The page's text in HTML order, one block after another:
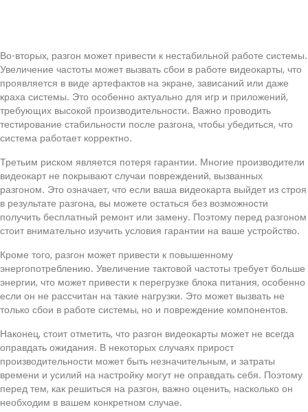
Во-вторых, разгон может привести к нестабильной работе системы.
Увеличение частоты может вызвать сбои в работе видеокарты, что
проявляется в виде артефактов на экране, зависаний или даже
краха системы. Это особенно актуально для игр и приложений,
требующих высокой производительности. Важно проводить
тестирование стабильности после разгона, чтобы убедиться, что
система работает корректно.
Третьим риском является потеря гарантии. Многие производители
видеокарт не покрывают случаи повреждений, вызванных
разгоном. Это означает, что если ваша видеокарта выйдет из строя
в результате разгона, вы можете остаться без возможности
получить бесплатный ремонт или замену. Поэтому перед разгоном
стоит внимательно изучить условия гарантии на ваше устройство.
Кроме того, разгон может привести к повышенному
энергопотреблению. Увеличение тактовой частоты требует больше
энергии, что может привести к перегрузке блока питания, особенно
если он не рассчитан на такие нагрузки. Это может вызвать не
только сбои в работе системы, но и повреждение компонентов.
Наконец, стоит отметить, что разгон видеокарты может не всегда
оправдать ожидания. В некоторых случаях прирост
производительности может быть незначительным, и затраты
времени и усилий на настройку могут не оправдать себя. Поэтому
перед тем, как решиться на разгон, важно оценить, насколько он
необходим в вашем конкретном случае.